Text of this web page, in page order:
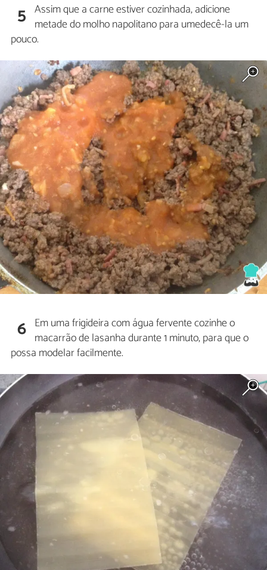
5 Assim que a carne estiver cozinhada, adicione
metade do molho napolitano para umedecê-la um
pouco.
6 Em uma frigideira com água fervente cozinhe o
macarrão de lasanha durante 1 minuto, para que o
possa modelar facilmente.